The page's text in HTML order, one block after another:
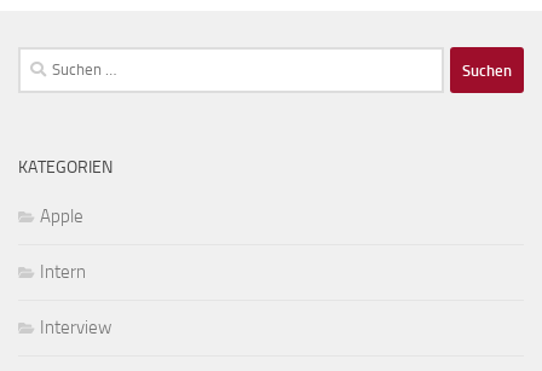
Suchen
nach:
KATEGORIEN
Apple
Intern
Interview